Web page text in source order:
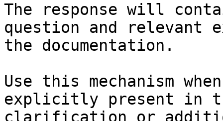
The response will
question and relevant
the documentation.
Use this mechanism
explicitly present in
clarification or